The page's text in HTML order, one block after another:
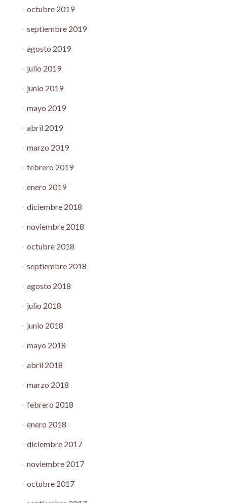
octubre 2019
septiembre 2019
agosto 2019
julio 2019
junio 2019
mayo 2019
abril 2019
marzo 2019
febrero 2019
enero 2019
diciembre 2018
noviembre 2018
octubre 2018
septiembre 2018
agosto 2018
julio 2018
junio 2018
mayo 2018
abril 2018
marzo 2018
febrero 2018
enero 2018
diciembre 2017
noviembre 2017
octubre 2017